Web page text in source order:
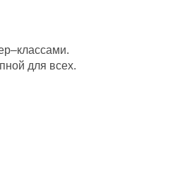
для всех.